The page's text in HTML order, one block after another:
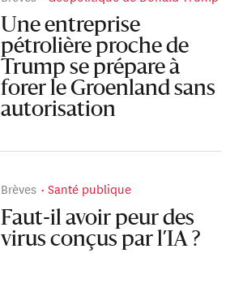
Une entreprise
pétrolière proche de
Trump se prépare à
forer le Groenland sans
autorisation
Brèves Santé publique
Faut-il avoir peur des
virus conçus par l’IA ?